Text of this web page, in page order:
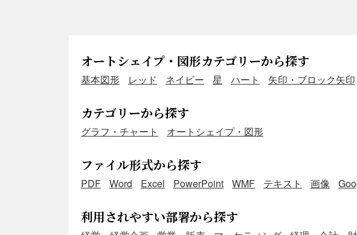
オートシェイプ・図形カテゴリーから探す
基本図形 レッド ネイビー 星 ハート 矢印・ブロック矢印
カテゴリーから探す
グラフ・チャート オートシェイプ・図形
ファイル形式から探す
PDF Word Excel PowerPoint WMF テキスト 画像
利用されやすい部署から探す